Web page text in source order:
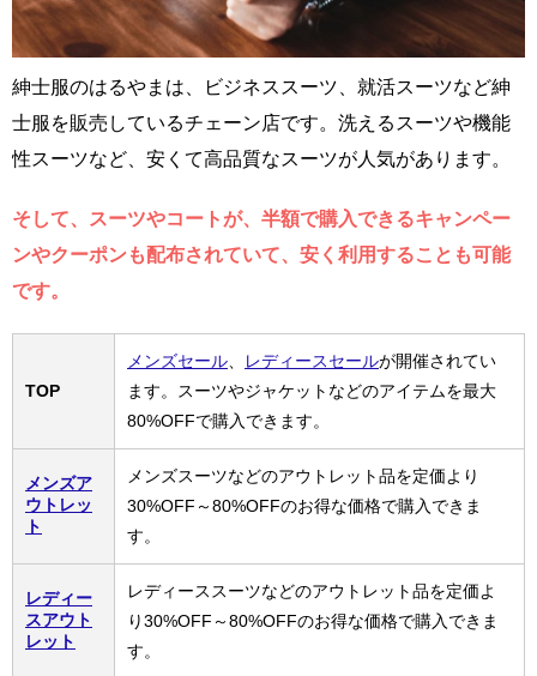
紳士服のはるやまは、ビジネススーツ、就活スーツなど紳
士服を販売しているチェーン店です。洗えるスーツや機能
性スーツなど、安くて高品質なスーツが人気があります。
そして、スーツやコートが、半額で購入できるキャンペー
ンやクーポンも配布されていて、安く利用することも可能
です。
TOP
メンズセール、 レディースセールが開催されてい
ます。スーツやジャケットなどのアイテムを最大
80%OFFで購入できます。
メンズア
ウトレッ
ト
メンズスーツなどのアウトレット品を定価より
30%OFF～80%OFFのお得な価格で購入できま
す。
レディー
スアウト
レット
レディーススーツなどのアウトレット品を定価よ
り30%OFF～80%OFFのお得な価格で購入できま
す。